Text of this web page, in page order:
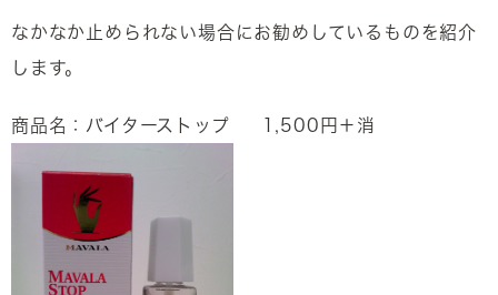
なかなか止められない場合にお勧めしているものを紹介
します。
商品名：バイターストップ 1,500円＋消